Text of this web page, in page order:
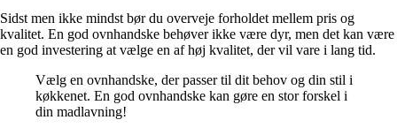
Sidst men ikke mindst bør du overveje forholdet mellem pris og
kvalitet. En god ovnhandske behøver ikke være dyr, men det kan være
en god investering at vælge en af høj kvalitet, der vil vare i lang tid.
Vælg en ovnhandske, der passer til dit behov og din stil i
køkkenet. En god ovnhandske kan gøre en stor forskel i
din madlavning!